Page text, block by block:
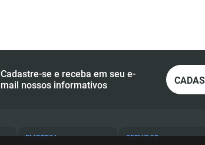
Cadastre-se e receba em seu e-
mail nossos informativos
EMPRESA
SERVIDOR